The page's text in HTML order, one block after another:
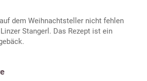
dem Weihnachtsteller nicht fehlen
Stangerl. Das Rezept ist ein